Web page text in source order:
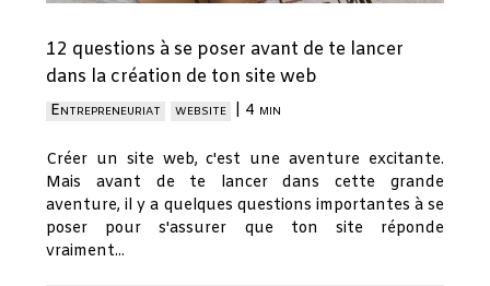
12 questions à se poser avant de te lancer
dans la création de ton site web
Entrepreneuriat website 4 min
Créer un site web, c'est une aventure excitante.
Mais avant de te lancer dans cette grande
aventure, il y a quelques questions importantes à se
poser pour s'assurer que ton site réponde
vraiment...